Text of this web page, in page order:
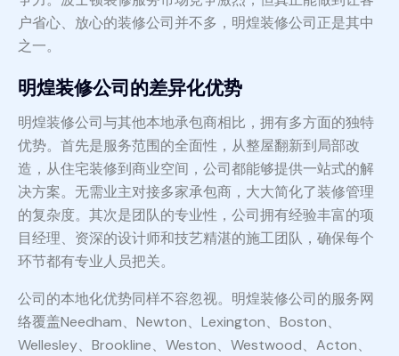
户省心、放心的装修公司并不多，明煌装修公司正是其中
之一。
明煌装修公司的差异化优势
明煌装修公司与其他本地承包商相比，拥有多方面的独特
优势。首先是服务范围的全面性，从整屋翻新到局部改
造，从住宅装修到商业空间，公司都能够提供一站式的解
决方案。无需业主对接多家承包商，大大简化了装修管理
的复杂度。其次是团队的专业性，公司拥有经验丰富的项
目经理、资深的设计师和技艺精湛的施工团队，确保每个
环节都有专业人员把关。
公司的本地化优势同样不容忽视。明煌装修公司的服务网
络覆盖Needham、Newton、Lexington、Boston、
Wellesley、Brookline、Weston、Westwood、Acton、